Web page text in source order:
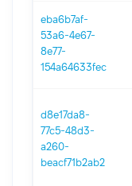
eba6b7af-
53a6-4e67-
8e77-
154a64633fec
d8e17da8-
77c5-48d3-
a260-
beacf71b2ab2